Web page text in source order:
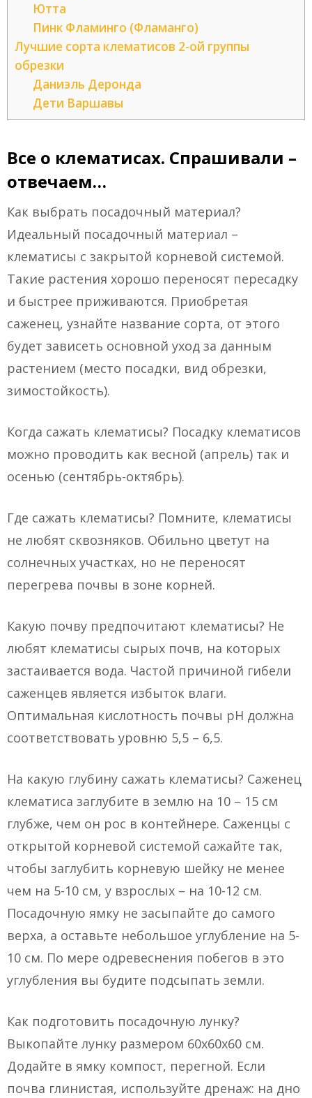
Ютта
Пинк Фламинго (Фламанго)
Лучшие сорта клематисов 2-ой группы
обрезки
Даниэль Деронда
Дети Варшавы
Все о клематисах. Спрашивали –
отвечаем…
Как выбрать посадочный материал?
Идеальный посадочный материал –
клематисы с закрытой корневой системой.
Такие растения хорошо переносят пересадку
и быстрее приживаются. Приобретая
саженец, узнайте название сорта, от этого
будет зависеть основной уход за данным
растением (место посадки, вид обрезки,
зимостойкость).
Когда сажать клематисы? Посадку клематисов
можно проводить как весной (апрель) так и
осенью (сентябрь-октябрь).
Где сажать клематисы? Помните, клематисы
не любят сквозняков. Обильно цветут на
солнечных участках, но не переносят
перегрева почвы в зоне корней.
Какую почву предпочитают клематисы? Не
любят клематисы сырых почв, на которых
застаивается вода. Частой причиной гибели
саженцев является избыток влаги.
Оптимальная кислотность почвы рН должна
соответствовать уровню 5,5 – 6,5.
На какую глубину сажать клематисы? Саженец
клематиса заглубите в землю на 10 – 15 см
глубже, чем он рос в контейнере. Саженцы с
открытой корневой системой сажайте так,
чтобы заглубить корневую шейку не менее
чем на 5-10 см, у взрослых – на 10-12 см.
Посадочную ямку не засыпайте до самого
верха, а оставьте небольшое углубление на 5-
10 см. По мере одревеснения побегов в это
углубления вы будите подсыпать земли.
Как подготовить посадочную лунку?
Выкопайте лунку размером 60х60х60 см.
Додайте в ямку компост, перегной. Если
почва глинистая, используйте дренаж: на дно